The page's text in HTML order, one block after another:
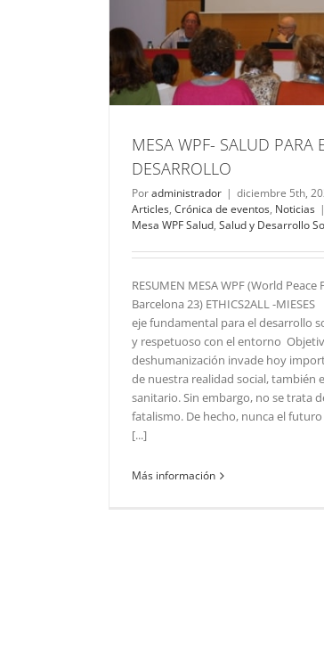
MESA WPF- SALUD PARA
DESARROLLO
Poradministrador | diciembre 5th,
Articles, Crónica de eventos, Noticias |
Mesa WPF Salud, Salud y Desarrollo
RESUMEN MESA WPF (World Peace
Barcelona 23) ETHICS2ALL -
eje fundamental para el desarrollo
y respetuoso con el entorno
deshumanización invade hoy
de nuestra realidad social, también
sanitario. Sin embargo, no se trata
fatalismo. De hecho, nunca el futuro
[...]
Más información